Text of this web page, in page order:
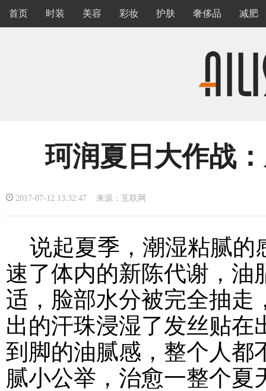
首页 时装 美容 彩妆 护肤 奢侈品 减肥
珂润夏日大作战
2017-07-12 13:32:47 来源：互联网
说起夏季，潮湿粘腻的
速了体内的新陈代谢，油
适，脸部水分被完全抽走
出的汗珠浸湿了发丝贴在
到脚的油腻感，整个人都
腻小公举，治愈一整个夏